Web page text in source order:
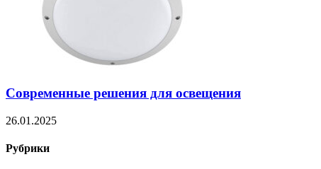
Современные решения для освещения
26.01.2025
Рубрики